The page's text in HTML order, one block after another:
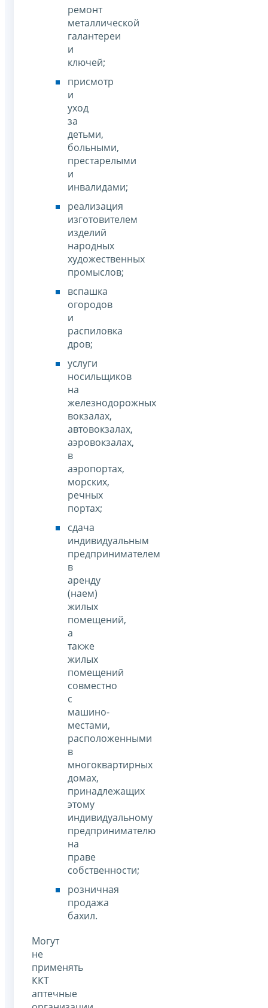
ремонт
металлической
галантереи
и
ключей;
присмотр
и
уход
за
детьми,
больными,
престарелыми
и
инвалидами;
реализация
изготовителем
изделий
народных
художественных
промыслов;
вспашка
огородов
и
распиловка
дров;
услуги
носильщиков
на
железнодорожных
вокзалах,
автовокзалах,
аэровокзалах,
в
аэропортах,
морских,
речных
портах;
сдача
индивидуальным
предпринимателем
в
аренду
(наем)
жилых
помещений,
а
также
жилых
помещений
совместно
с
машино-
местами,
расположенными
в
многоквартирных
домах,
принадлежащих
этому
индивидуальному
предпринимателю
на
праве
собственности;
розничная
продажа
бахил.
Могут
не
применять
ККТ
аптечные